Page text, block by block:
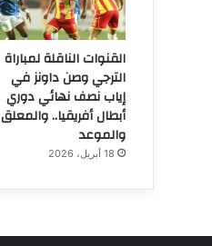
القنوات الناقلة لمباراة
الترجي وصن داونز في
إياب نصف نهائي دوري
أبطال أفريقيا.. والمعلق
والموعد
18 أبريل، 2026